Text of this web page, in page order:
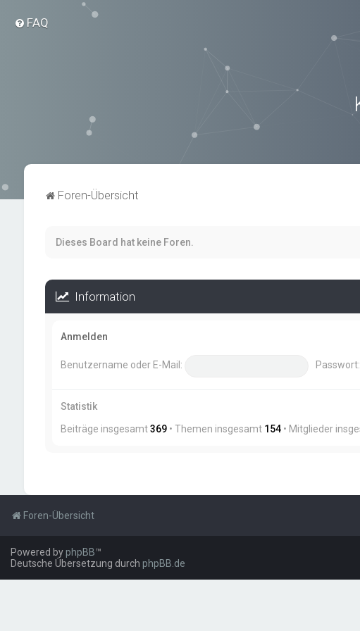
FAQ
Foren-Übersicht
Dieses Board hat keine Foren.
Information
Anmelden
Benutzername oder E-Mail: Passwort:
Statistik
Beiträge insgesamt369• Themen insgesamt 154• Mitglieder
Foren-Übersicht
Powered byphpBB™
Deutsche Übersetzung durch phpBB.de